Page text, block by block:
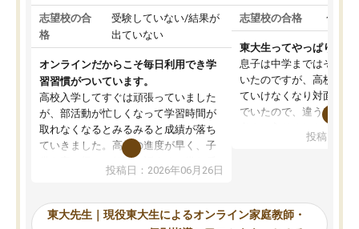
志望校の合
格
受験していない/結果が
出ていない
オンラインだからこそ毎日利用でき学
習習慣がついています。
高校入学してすぐは頑張っていました
が、部活動が忙しくなって学習時間が
取れなくなるとみるみると成績が落ち
ていきました。高校の進度が早く、子
供も家に帰って勉強の話すると嫌な反
応を示します。東大先生にお願いして
れるので、親としても安心です。毎日
使える自習室とかもあり、わからない
投稿日：2026年06月26日
志望校の合格 合格
東大生ってやっぱりすご
息子は中学まではそこそ
いたのですが、高校に入
ていけなくなり対面の塾
でいたので、違うアプロ
で、当初は模試でD判定
自習室が毎日使えていつ
るのが心強かったよう
投稿日：
東大先生｜現役東大生によるオンライン家庭教師・